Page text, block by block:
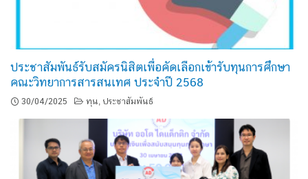
ประชาสัมพันธ์รับสมัครนิสิตเพื่อคัดเลือกเข้ารับทุนการศึกษา
คณะวิทยาการสารสนเทศ ประจำปี 2568
30/04/2025 ทุน ประชาสัมพันธ์